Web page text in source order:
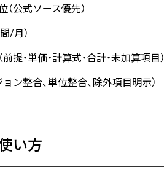
公式ソース優先）
/月）
提・単価・計算式・合計・未加算項目）
ン整合、単位整合、除外項目明示）
い方